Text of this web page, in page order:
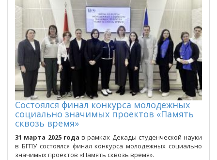
Состоялся финал конкурса молодежных
социально значимых проектов «Память
сквозь время»
31 марта 2025 года в рамках Декады студенческой науки
в БГПУ состоялся финал конкурса молодежных социально
значимых проектов «Память сквозь время».